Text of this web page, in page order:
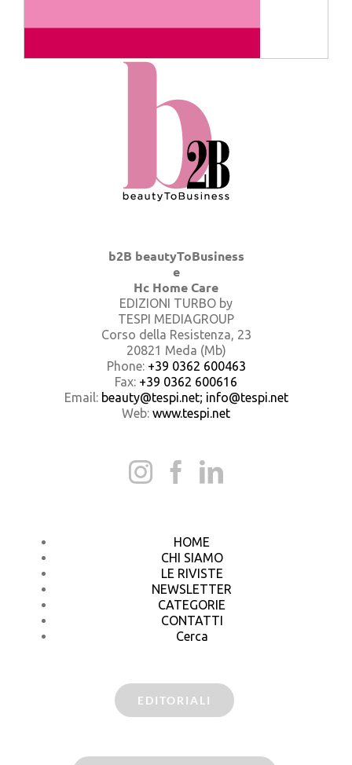
b2B beautyToBusiness
e
Hc Home Care
EDIZIONI TURBO by
TESPI MEDIAGROUP
Corso della Resistenza, 23
20821 Meda (Mb)
Phone: +39 0362 600463
Fax: +39 0362 600616
Email: beauty@tespi.net; info@tespi.net
Web: www.tespi.net
HOME
CHI SIAMO
LE RIVISTE
NEWSLETTER
CATEGORIE
CONTATTI
Cerca
EDITORIALI